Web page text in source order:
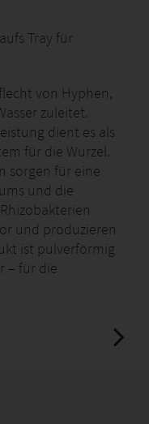
Tray für
von Hyphen,
zuleitet.
dient es als
für die Wurzel.
sorgen für eine
und die
und produzieren
ist pulverförmig
– für die